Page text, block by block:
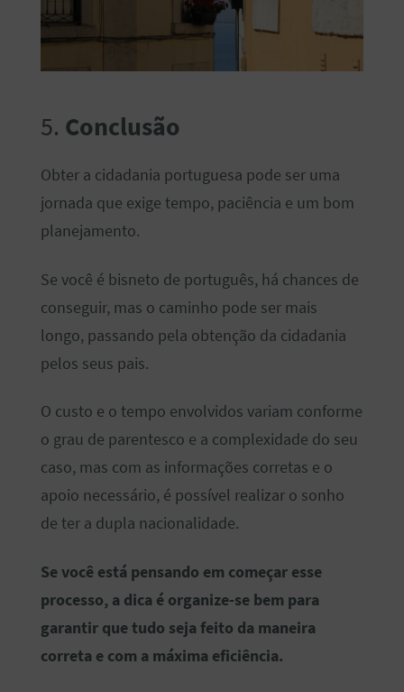
5. Conclusão
Obter a cidadania portuguesa pode ser uma
jornada que exige tempo, paciência e um bom
planejamento.
Se você é bisneto de português, há chances de
conseguir, mas o caminho pode ser mais
longo, passando pela obtenção da cidadania
pelos seus pais.
O custo e o tempo envolvidos variam conforme
o grau de parentesco e a complexidade do seu
caso, mas com as informações corretas e o
apoio necessário, é possível realizar o sonho
de ter a dupla nacionalidade.
Se você está pensando em começar esse
processo, a dica é organize-se bem para
garantir que tudo seja feito da maneira
correta e com a máxima eficiência.